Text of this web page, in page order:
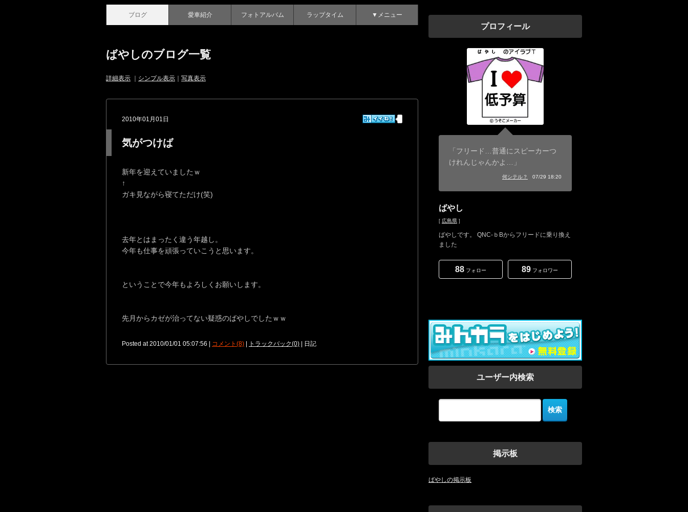
ブログ 愛車紹介 フォトアルバム ラップタイム ▼メニュー
ばやしのブログ一覧
詳細表示 シンプル表示 写真表示
2010年01月01日
気がつけば
新年を迎えていましたｗ
↑
ガキ見ながら寝てただけ(笑)
去年とはまったく違う年越し。
今年も仕事を頑張っていこうと思います。
ということで今年もよろしくお願いします。
先月からカゼが治ってない疑惑のばやしでしたｗｗ
Posted at 2010/01/01 05:07:56 | コメント(8) トラックバック(0) | 日記
プロフィール
「フリード…普通にスピーカーつ
けれんじゃんかよ…」
何シテル？ 07/29 18:20
ばやし
[ 広島県 ]
ばやしです。 QNC-ｂBからフリードに乗り換え
ました
88 フォロー 89 フォロワー
ユーザー内検索
掲示板
ばやしの掲示板